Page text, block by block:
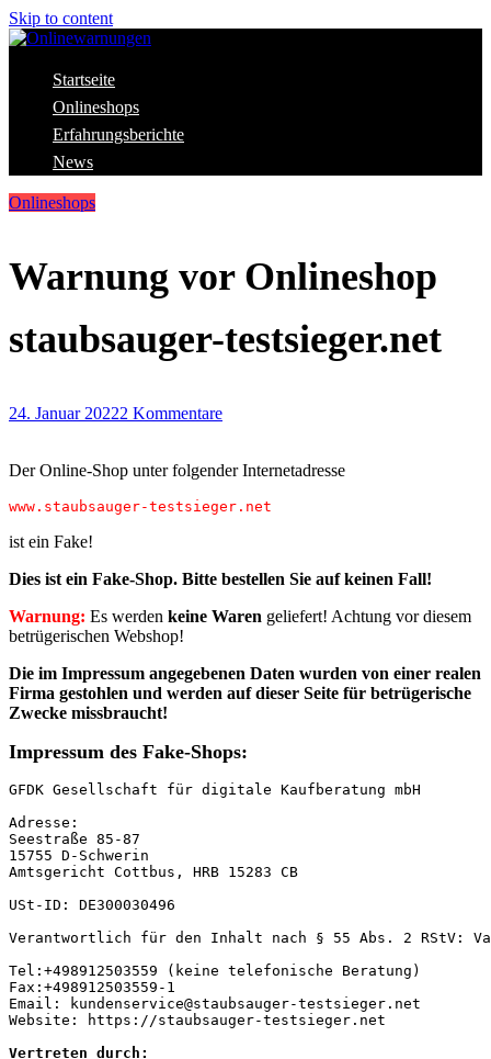
Skip to content
Onlinewarnungen
Aktuelle Warnungen vor Gefahren im Internet
Startseite
Onlineshops
Erfahrungsberichte
News
Onlineshops
Warnung vor Onlineshop
staubsauger-testsieger.net
24. Januar 20222 Kommentare
Der Online-Shop unter folgender Internetadresse
www.staubsauger-testsieger.net
ist ein Fake!
Dies ist ein Fake-Shop. Bitte bestellen Sie auf keinen Fall!
Warnung: Es werden keine Waren geliefert! Achtung vor diesem
betrügerischen Webshop!
Die im Impressum angegebenen Daten wurden von einer realen
Firma gestohlen und werden auf dieser Seite für betrügerische
Zwecke missbraucht!
Impressum des Fake-Shops:
GFDK Gesellschaft für digitale Kaufberatung mbH
Adresse:
Seestraße 85-87
15755 D-Schwerin
Amtsgericht Cottbus, HRB 15283 CB
USt-ID: DE300030496
Verantwortlich für den Inhalt nach § 55 Abs. 2 RStV:
Tel:+498912503559 (keine telefonische Beratung)
Fax:+498912503559-1
Email: kundenservice@staubsauger-testsieger.net
Website: https://staubsauger-testsieger.net